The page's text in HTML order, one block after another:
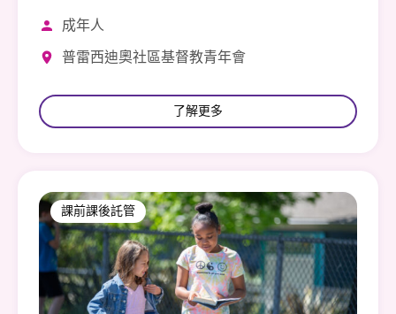
成年人
普雷西迪奧社區基督教青年會
了解更多
課前課後託管